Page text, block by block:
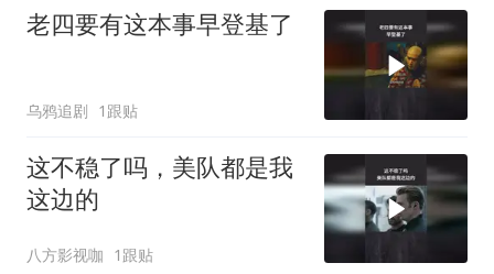
老四要有这本事早登基了
乌鸦追剧 1跟贴
这不稳了吗，美队都是我
这边的
八方影视咖 1跟贴